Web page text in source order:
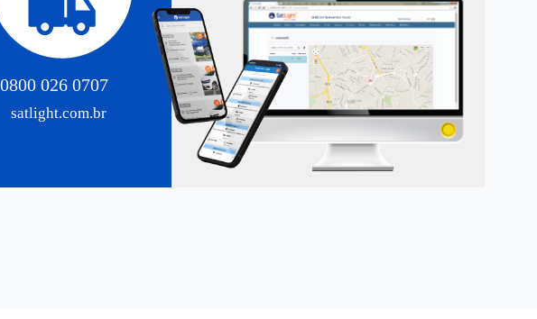
satlight.com.br
0800 026 0707